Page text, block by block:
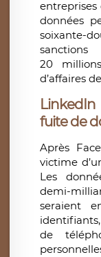
entreprises
données
soixante-
20
d’affaires
fuite de
Après
victime
Les
demi-
seraient
de